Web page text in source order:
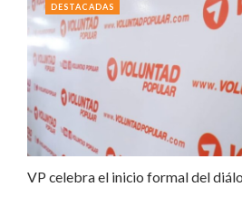
VP celebra el inicio formal del
DESTACADAS